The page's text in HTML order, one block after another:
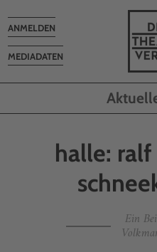
MEDIADATEN
Toggle
navigation
ANMELDEN
halle:
Ein